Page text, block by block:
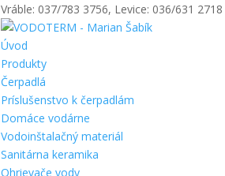
Vráble: 037/783 3756, Levice: 036/631 2718
Úvod
Produkty
Čerpadlá
Príslušenstvo k čerpadlám
Domáce vodárne
Vodoinštalačný materiál
Sanitárna keramika
Ohrievače vody